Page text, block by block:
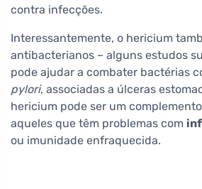
contra infecções.
Interessantemente, o hericium
antibacterianos – alguns estudos
pode ajudar a combater bactérias
pylori, associadas a úlceras
hericium pode ser um
aqueles que têm problemas com
ou imunidade enfraquecida.